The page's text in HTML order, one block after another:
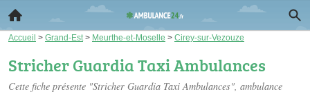
Accueil > Grand-Est > Meurthe-et-Moselle > Cirey-sur-Vezouze
Stricher Guardia Taxi Ambulances
Cette fiche présente "Stricher Guardia Taxi Ambulances", ambulance